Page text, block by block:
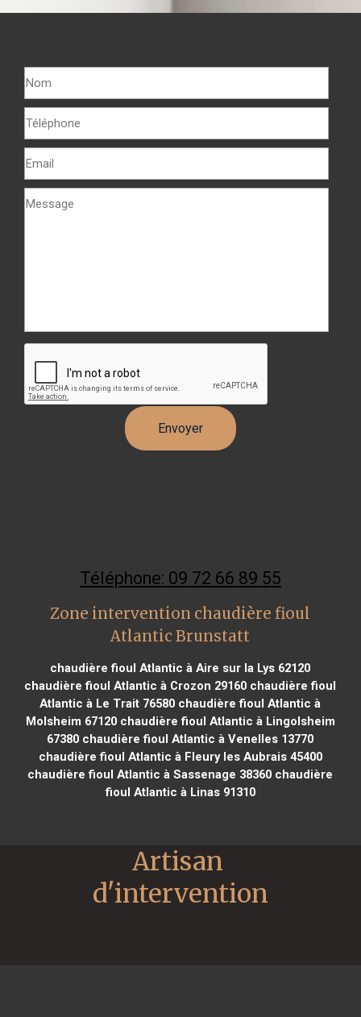
Téléphone: 09 72 66 89 55
Zone intervention chaudière fioul
Atlantic Brunstatt
chaudière fioul Atlantic à Aire sur la Lys 62120
chaudière fioul Atlantic à Crozon 29160 chaudière fioul
Atlantic à Le Trait 76580 chaudière fioul Atlantic à
Molsheim 67120chaudière fioul Atlantic à Lingolsheim
67380 chaudière fioul Atlantic à Venelles 13770
chaudière fioul Atlantic à Fleury les Aubrais 45400
chaudière fioul Atlantic à Sassenage 38360 chaudière
fioul Atlantic à Linas 91310
Artisan
d'intervention